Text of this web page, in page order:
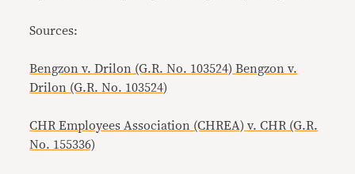
Sources:
Bengzon v. Drilon (G.R. No. 103524) Bengzon v.
Drilon (G.R. No. 103524)
CHR Employees Association (CHREA) v. CHR (G.R.
No. 155336)